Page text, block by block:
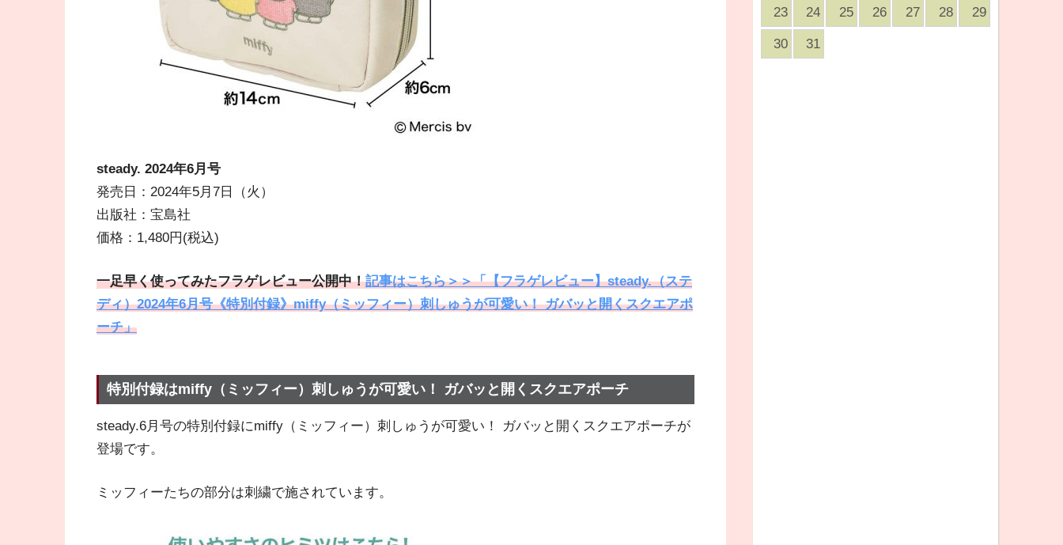
steady. 2024年6月号
発売日：2024年5月7日（火）
出版社：宝島社
価格：1,480円(税込)
一足早く使ってみたフラゲレビュー公開中！記事はこちら＞＞「【フラゲレビュー】steady.（ステ
ディ）2024年6月号《特別付録》miffy（ミッフィー）刺しゅうが可愛い！ ガバッと開くスクエアポ
ーチ」
特別付録はmiffy（ミッフィー）刺しゅうが可愛い！ ガバッと開くスクエアポーチ
steady.6月号の特別付録にmiffy（ミッフィー）刺しゅうが可愛い！ ガバッと開くスクエアポーチが
登場です。
ミッフィーたちの部分は刺繍で施されています。
23 24 25 26 27 28 29
30 31